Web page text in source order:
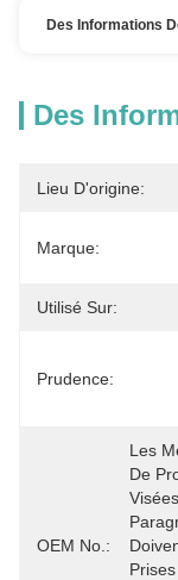
Des Informations
Des
Lieu D'origine:
Marque:
Utilisé Sur:
Prudence:
OEM No.:
Les
De
Prises